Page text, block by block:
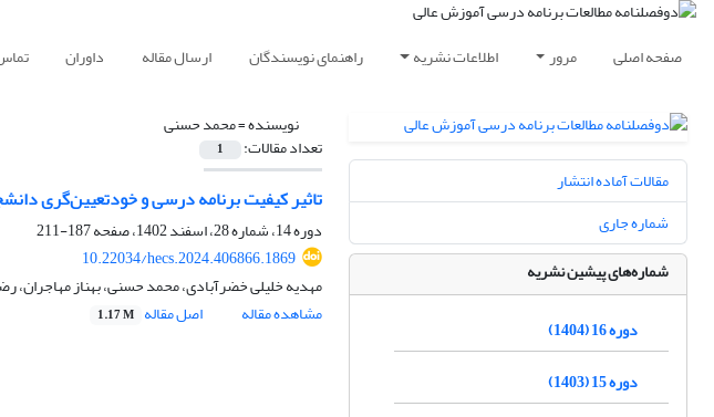
صفحه اصلی مرور اطلاعات نشریه راهنمای نویسندگان ارسال مقاله داوران
نویسنده =محمد حسنی
تعداد مقالات: 1
تاثیر کیفیت برنامه درسی و خودتعیین‌گری
دوره 14، شماره 28، اسفند 1402، صفحه
187-211
10.22034/hecs.2024.406866.1869
مهدیه خلیلی خضرآبادی، محمد حسنی، بهناز مهاجران،
مشاهده مقاله
اصل مقاله 1.17 M
مقالات آماده انتشار
شماره جاری
شماره‌های پیشین نشریه
دوره 16 (1404)
دوره 15 (1403)